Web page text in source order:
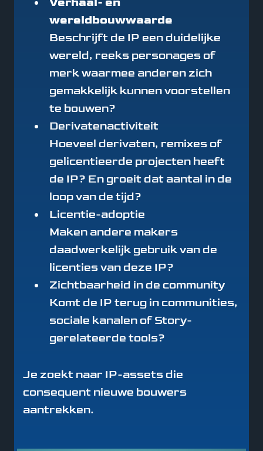
Verhaal- en
wereldbouwwaarde
Beschrijft de IP een duidelijke
wereld, reeks personages of
merk waarmee anderen zich
gemakkelijk kunnen voorstellen
te bouwen?
Derivatenactiviteit
Hoeveel derivaten, remixes of
gelicentieerde projecten heeft
de IP? En groeit dat aantal in de
loop van de tijd?
Licentie-adoptie
Maken andere makers
daadwerkelijk gebruik van de
licenties van deze IP?
Zichtbaarheid in de community
Komt de IP terug in communities,
sociale kanalen of Story-
gerelateerde tools?
Je zoekt naar IP-assets die
consequent nieuwe bouwers
aantrekken.